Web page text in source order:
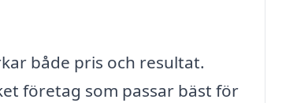
både pris och resultat.
företag som passar bäst för